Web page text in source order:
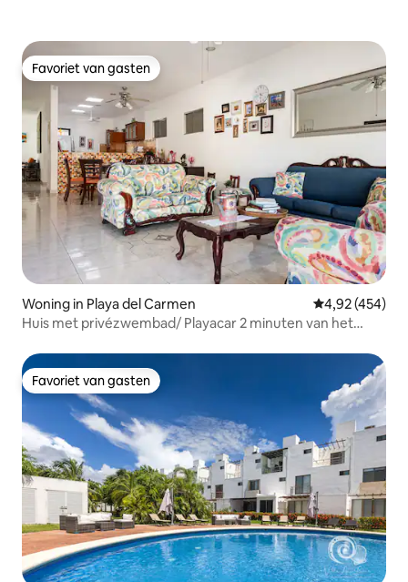
Favoriet van gasten
Favoriet van gasten
Woning in Playa del Carmen Gemiddelde
4,92 (454)
Huis met privézwembad/ Playacar 2 minuten van het
Favoriet van gasten
Favoriet van gasten